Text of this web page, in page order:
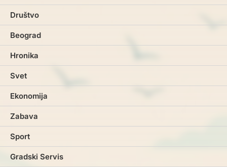
Društvo
Beograd
Hronika
Svet
Ekonomija
Zabava
Sport
Gradski Servis